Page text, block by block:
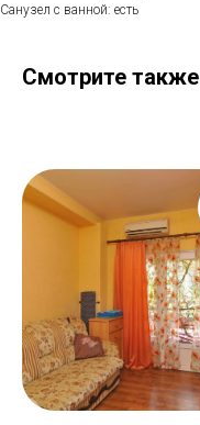
Санузел с ванной: есть
Смотрите также